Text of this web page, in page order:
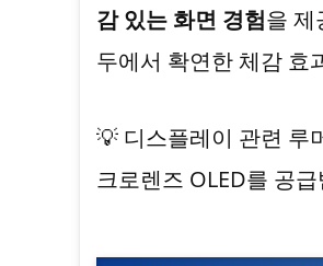
감 있는 화면 경험을 제
두에서 확연한 체감 효
💡 디스플레이 관련 루
크로렌즈 OLED를 공